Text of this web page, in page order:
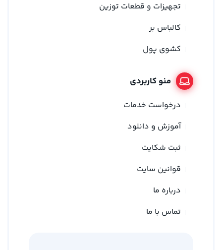
تجهیزات و قطعات توزین
کالباس بر
کشوی پول
منو کاربردی
درخواست خدمات
آموزش و دانلود
ثبت شکایت
قوانین سایت
درباره ما
تماس با ما